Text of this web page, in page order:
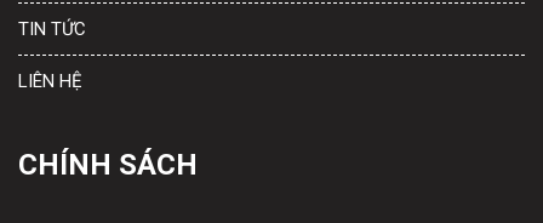
TIN TỨC
LIÊN HỆ
CHÍNH SÁCH